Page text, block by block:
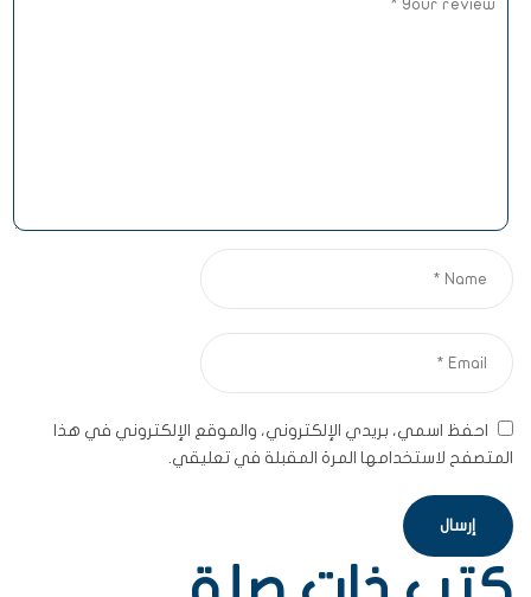
احفظ اسمي، بريدي الإلكتروني، والموقع الإلكتروني في هذا
المتصفح لاستخدامها المرة المقبلة في تعليقي.